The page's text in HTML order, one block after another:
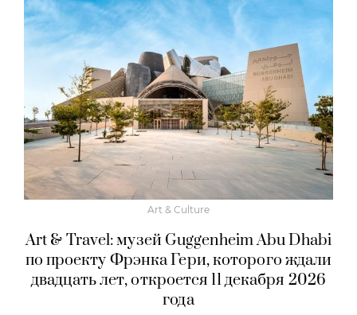
Art & Culture
Art & Travel: музей Guggenheim Abu Dhabi
по проекту Фрэнка Гери, которого ждали
двадцать лет, откроется 11 декабря 2026
года